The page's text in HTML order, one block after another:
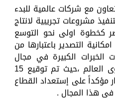
مع شركات عالمية للبدء
مشروعات تجريبية لانتاج
كخطوة اولى نحو التوسع
التصدير باعتبارها من
الخبرات الكبيرة في مجال
الطاقة النظيفة على مستوى العالم ،حيث تم توقيع 15
مؤكداً على إستعداد القطاع
هذا المجال .